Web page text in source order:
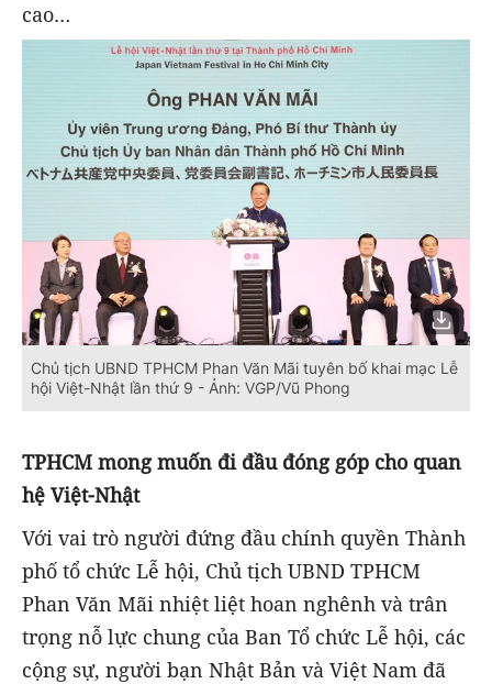
cao…
Chủ tịch UBND TPHCM Phan Văn Mãi tuyên bố khai mạc Lễ
hội Việt-Nhật lần thứ 9 - Ảnh: VGP/Vũ Phong
TPHCM mong muốn đi đầu đóng góp cho quan
hệ Việt-Nhật
Với vai trò người đứng đầu chính quyền Thành
phố tổ chức Lễ hội, Chủ tịch UBND TPHCM
Phan Văn Mãi nhiệt liệt hoan nghênh và trân
trọng nỗ lực chung của Ban Tổ chức Lễ hội, các
cộng sự, người bạn Nhật Bản và Việt Nam đã